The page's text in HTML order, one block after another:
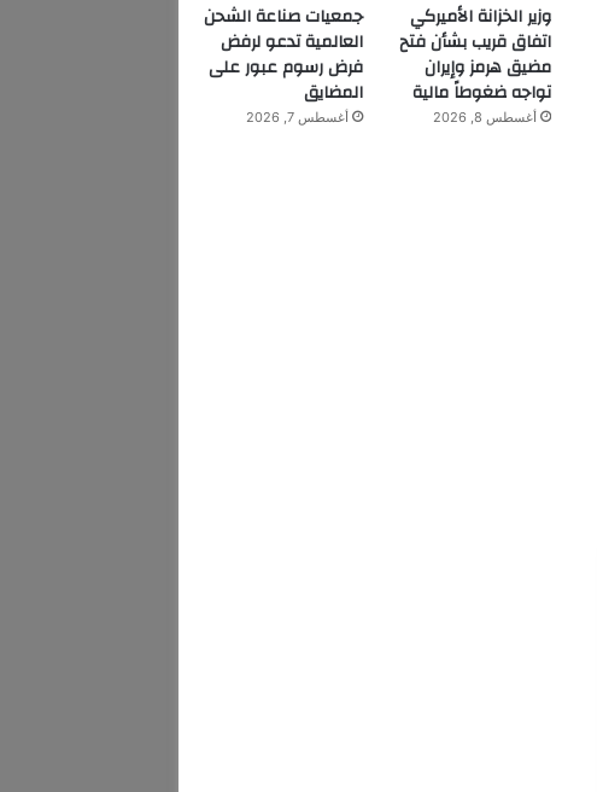
وزير الخزانة الأميركي
اتفاق قريب بشأن فتح
مضيق هرمز وإيران
تواجه ضغوطاً مالية
أغسطس 8, 2026
جمعيات صناعة الشحن
العالمية تدعو لرفض
فرض رسوم عبور على
المضايق
أغسطس 7, 2026